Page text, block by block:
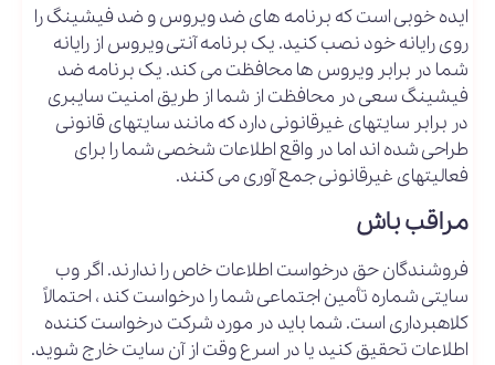
ایده خوبی است که برنامه های ضد ویروس و ضد فیشینگ را
روی رایانه خود نصب کنید. یک برنامه آنتی ویروس از رایانه
شما در برابر ویروس ها محافظت می کند. یک برنامه ضد
فیشینگ سعی در محافظت از شما از طریق امنیت سایبری
در برابر سایتهای غیرقانونی دارد که مانند سایتهای قانونی
طراحی شده اند اما در واقع اطلاعات شخصی شما را برای
فعالیتهای غیرقانونی جمع آوری می کنند.
مراقب باش
فروشندگان حق درخواست اطلاعات خاص را ندارند. اگر وب
سایتی شماره تأمین اجتماعی شما را درخواست کند ، احتمالاً
کلاهبرداری است. شما باید در مورد شرکت درخواست کننده
اطلاعات تحقیق کنید یا در اسرع وقت از آن سایت خارج شوید.